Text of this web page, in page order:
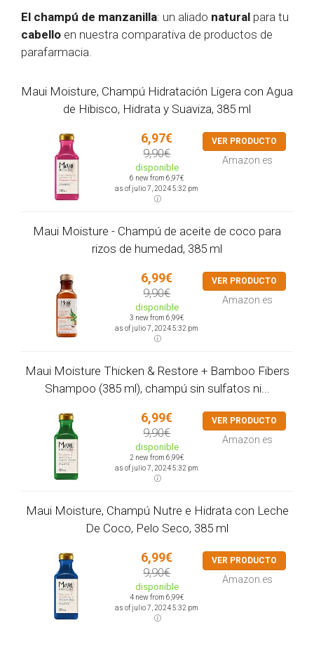
El champú de manzanilla: un aliado natural para tu
cabello en nuestra comparativa de productos de
parafarmacia.
Maui Moisture, Champú Hidratación Ligera con Agua
de Hibisco, Hidrata y Suaviza, 385 ml
6,97€
9,90€
disponible
6 new from 6,97€
as of julio 7, 2024 5:32 pm
VER PRODUCTO
Amazon.es
Maui Moisture - Champú de aceite de coco para
rizos de humedad, 385 ml
6,99€
9,90€
disponible
3 new from 6,99€
as of julio 7, 2024 5:32 pm
VER PRODUCTO
Amazon.es
Maui Moisture Thicken & Restore + Bamboo Fibers
Shampoo (385 ml), champú sin sulfatos ni...
6,99€
9,90€
disponible
2 new from 6,99€
as of julio 7, 2024 5:32 pm
VER PRODUCTO
Amazon.es
Maui Moisture, Champú Nutre e Hidrata con Leche
De Coco, Pelo Seco, 385 ml
6,99€
9,90€
disponible
4 new from 6,99€
as of julio 7, 2024 5:32 pm
VER PRODUCTO
Amazon.es